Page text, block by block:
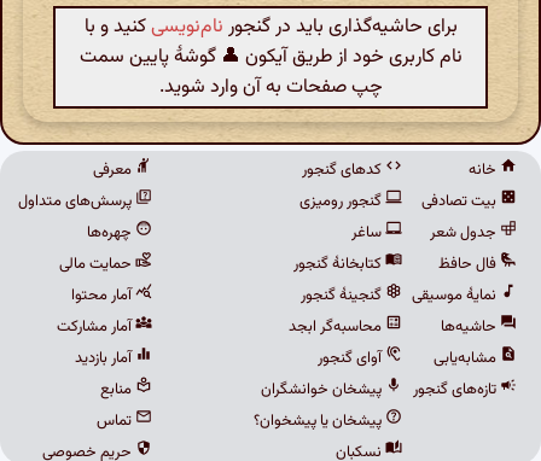
برای حاشیه‌گذاری باید در گنجور نام‌نویسیکنید و با
نام کاربری خود از طریق آیکون 👤 گوشهٔ پایین سمت
چپ صفحات به آن وارد شوید.
خانه
بیت تصادفی
جدول شعر
فال حافظ
نمایهٔ موسیقی
حاشیه‌ها
مشابه‌یابی
تازه‌های گنجور
کدهای گنجور
گنجور رومیزی
ساغر
کتابخانهٔ گنجور
گنجینهٔ گنجور
محاسبه‌گر ابجد
آوای گنجور
پیشخان خوانشگران
پیشخان یا پیشخوان؟
نسکبان
معرفی
پرسش‌های متداول
چهره‌ها
حمایت مالی
آمار محتوا
آمار مشارکت
آمار بازدید
منابع
تماس
حریم خصوصی